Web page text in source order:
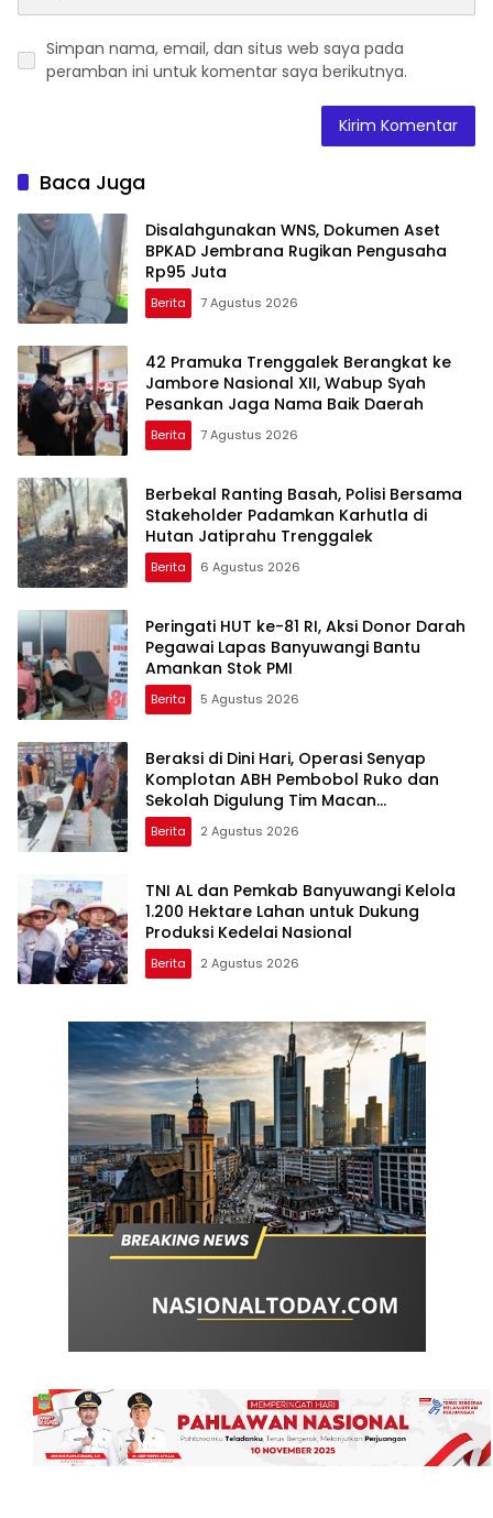
Simpan nama, email, dan situs web saya pada
peramban ini untuk komentar saya berikutnya.
Baca Juga
Disalahgunakan WNS, Dokumen Aset
BPKAD Jembrana Rugikan Pengusaha
Rp95 Juta
Berita 7 Agustus 2026
42 Pramuka Trenggalek Berangkat ke
Jambore Nasional XII, Wabup Syah
Pesankan Jaga Nama Baik Daerah
Berita 7 Agustus 2026
Berbekal Ranting Basah, Polisi Bersama
Stakeholder Padamkan Karhutla di
Hutan Jatiprahu Trenggalek
Berita 6 Agustus 2026
Peringati HUT ke-81 RI, Aksi Donor Darah
Pegawai Lapas Banyuwangi Bantu
Amankan Stok PMI
Berita 5 Agustus 2026
Beraksi di Dini Hari, Operasi Senyap
Komplotan ABH Pembobol Ruko dan
Sekolah Digulung Tim Macan
Blambangan
Berita 2 Agustus 2026
TNI AL dan Pemkab Banyuwangi Kelola
1.200 Hektare Lahan untuk Dukung
Produksi Kedelai Nasional
Berita 2 Agustus 2026